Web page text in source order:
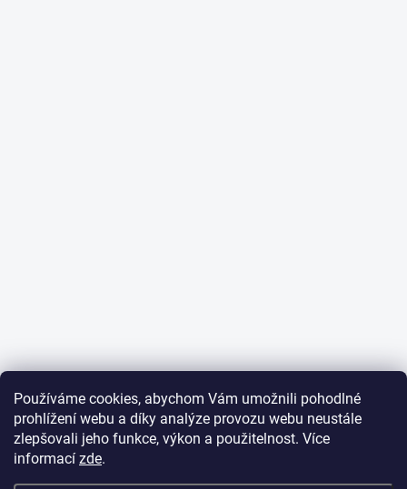
Používáme cookies, abychom Vám umožnili pohodlné
prohlížení webu a díky analýze provozu webu neustále
zlepšovali jeho funkce, výkon a použitelnost. Více
informací zde.